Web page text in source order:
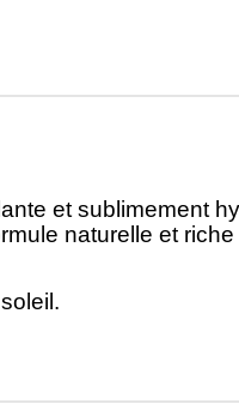
et sublimement
naturelle et